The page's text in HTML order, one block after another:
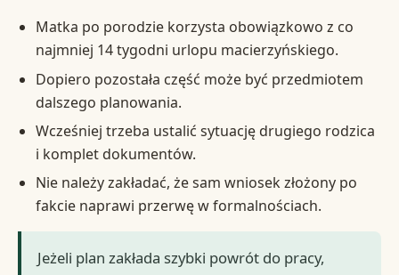
Matka po porodzie korzysta obowiązkowo z co
najmniej 14 tygodni urlopu macierzyńskiego.
Dopiero pozostała część może być przedmiotem
dalszego planowania.
Wcześniej trzeba ustalić sytuację drugiego rodzica
i komplet dokumentów.
Nie należy zakładać, że sam wniosek złożony po
fakcie naprawi przerwę w formalnościach.
Jeżeli plan zakłada szybki powrót do pracy,